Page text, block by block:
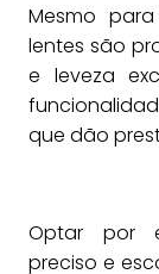
Mesmo
lentes são
e leveza
que dão
Optar por
preciso e